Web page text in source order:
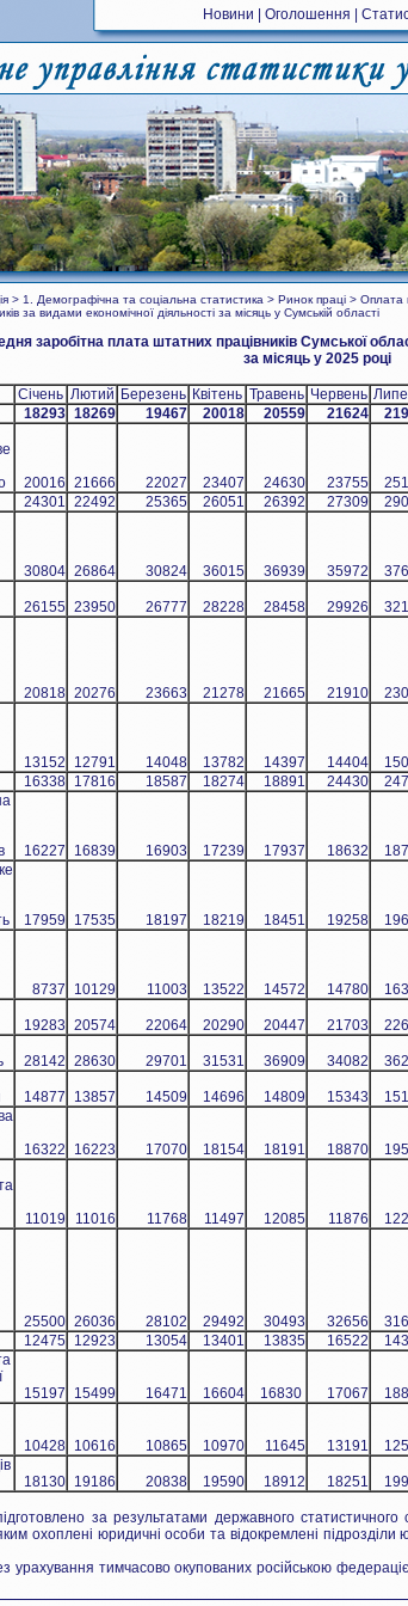
Новини Оголошення
> 1. Демографічна та соціальна статистика > Ринок праці > Оплата
за видами економічної діяльності за місяць у Сумській області
заробітна плата штатних працівників Сумської
за місяць у 2025 році
Січень Лютий Березень Квітень Травень Червень
18293 18269 19467 20018 20559 21624
20016 21666 22027 23407 24630 23755
24301 22492 25365 26051 26392 27309
30804 26864 30824 36015 36939 35972
26155 23950 26777 28228 28458 29926
20818 20276 23663 21278 21665 21910
13152 12791 14048 13782 14397 14404
16338 17816 18587 18274 18891 24430
16227 16839 16903 17239 17937 18632
17959 17535 18197 18219 18451 19258
8737 10129 11003 13522 14572 14780
19283 20574 22064 20290 20447 21703
28142 28630 29701 31531 36909 34082
14877 13857 14509 14696 14809 15343
16322 16223 17070 18154 18191 18870
11019 11016 11768 11497 12085 11876
25500 26036 28102 29492 30493 32656
12475 12923 13054 13401 13835 16522
15197 15499 16471 16604 16830 17067
10428 10616 10865 10970 11645 13191
18130 19186 20838 19590 18912 18251
за результатами державного
охоплені юридичні особи та відокремлені підрозділи
урахування тимчасово окупованих російською